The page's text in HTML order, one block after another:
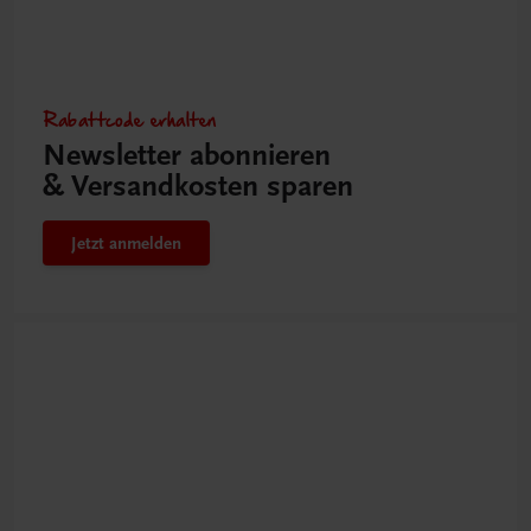
Rabattcode erhalten
Newsletter abonnieren
& Versandkosten sparen
Jetzt anmelden